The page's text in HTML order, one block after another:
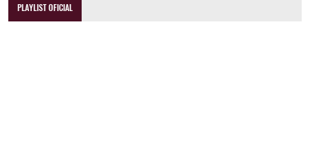
PLAYLIST OFICIAL